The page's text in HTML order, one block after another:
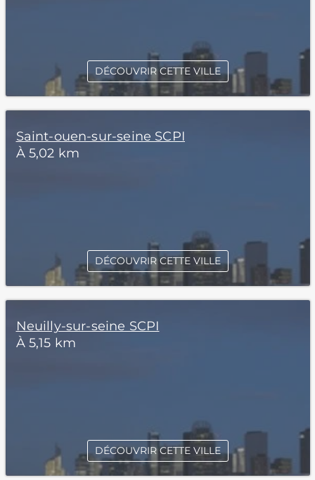
DÉCOUVRIR CETTE VILLE
Saint-ouen-sur-seine SCPI
À 5,02 km
DÉCOUVRIR CETTE VILLE
Neuilly-sur-seine SCPI
À 5,15 km
DÉCOUVRIR CETTE VILLE